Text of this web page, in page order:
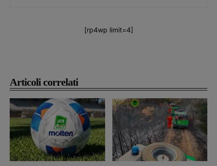
Articoli correlati
[rp4wp limit=4]